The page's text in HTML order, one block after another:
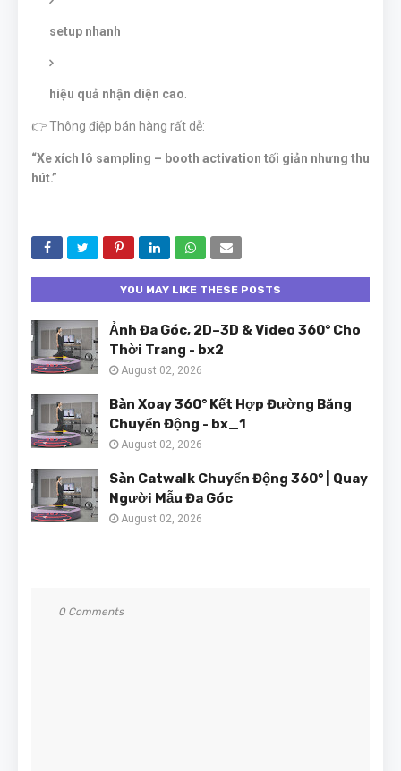
setup nhanh
hiệu quả nhận diện cao
👉 Thông điệp bán hàng rất dễ:
“Xe xích lô sampling – booth activation tối giản nhưng thu
hút.”
YOU MAY LIKE THESE POSTS
Ảnh Đa Góc, 2D–3D & Video 360° Cho
Thời Trang - bx2
August 02, 2026
Bàn Xoay 360° Kết Hợp Đường Băng
Chuyển Động - bx_1
August 02, 2026
Sàn Catwalk Chuyển Động 360° | Quay
Người Mẫu Đa Góc
August 02, 2026
0 Comments